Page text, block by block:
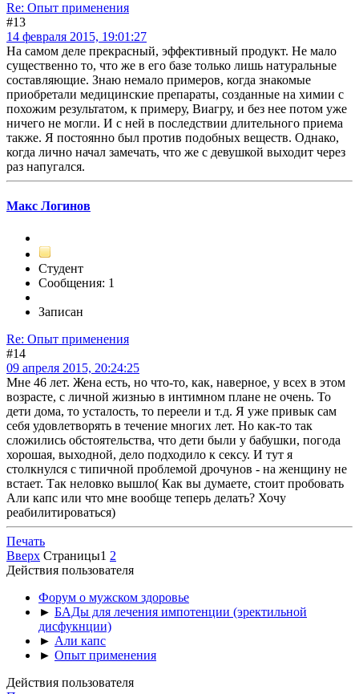
Re: Опыт применения
#13
14 февраля 2015, 19:01:27
На самом деле прекрасный, эффективный продукт. Не мало
существенно то, что же в его базе только лишь натуральные
составляющие. Знаю немало примеров, когда знакомые
приобретали медицинские препараты, созданные на химии с
похожим результатом, к примеру, Виагру, и без нее потом уже
ничего не могли. И с ней в последствии длительного приема
также. Я постоянно был против подобных веществ. Однако,
когда лично начал замечать, что же с девушкой выходит через
раз напугался.
Макс Логинов
Студент
Сообщения: 1
Записан
Re: Опыт применения
#14
09 апреля 2015, 20:24:25
Мне 46 лет. Жена есть, но что-то, как, наверное, у всех в этом
возрасте, с личной жизнью в интимном плане не очень. То
дети дома, то усталость, то переели и т.д. Я уже привык сам
себя удовлетворять в течение многих лет. Но как-то так
сложились обстоятельства, что дети были у бабушки, погода
хорошая, выходной, дело подходило к сексу. И тут я
столкнулся с типичной проблемой дрочунов - на женщину не
встает. Так неловко вышло( Как вы думаете, стоит пробовать
Али капс или что мне вообще теперь делать? Хочу
реабилитироваться)
Печать
Вверх Страницы1 2
Действия пользователя
Форум о мужском здоровье
► БАДы для лечения импотенции (эректильной
дисфукнции)
► Али капс
► Опыт применения
Действия пользователя